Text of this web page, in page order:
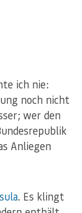
ich nie:
noch nicht
wer den
Anliegen
. Es klingt